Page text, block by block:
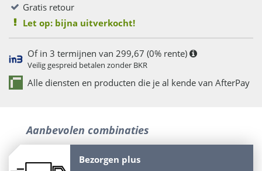
Gratis retour
Let op: bijna uitverkocht!
Of in 3 termijnen van 299,67 (0% rente)
Veilig gespreid betalen zonder BKR
Alle diensten en producten die je al kende van AfterPay
Aanbevolen combinaties
Bezorgen plus